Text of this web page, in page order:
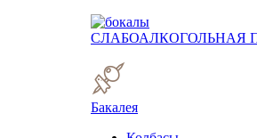
СЛАБОАЛКОГОЛЬНАЯ
Бакалея